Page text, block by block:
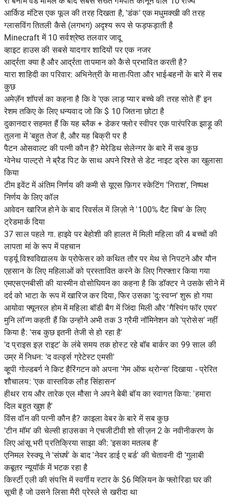
आर्किड मंटिस एक फूल की तरह दिखता है, 'डंक' एक मधुमक्खी की तरह
ग्लासविंग तितली कैसे (लगभग) अदृश्य रूप से फड़फड़ाती है
Minecraft में 10 सर्वश्रेष्ठ तलवार जादू
व्हाइट हाउस की सबसे यादगार शादियों पर एक नजर
आर्द्रता क्या है और आर्द्रता तापमान को कैसे प्रभावित करती है?
यारा शाहिदी का परिवार: अभिनेत्री के माता-पिता और भाई-बहनों के बारे में सब
कुछ
अमेज़ॅन शॉपर्स का कहना है कि वे 'एक लाड़ प्यार बच्चे की तरह सोते हैं' इन
रेशम तकिए के लिए धन्यवाद जो कि $ 10 जितना छोटा है
दुकानदार सहमत हैं कि यह ब्लैक + डेकर फ्लोर स्वीपर एक पारंपरिक झाड़ू की
तुलना में 'बहुत तेज' है, और यह बिक्री पर है
पैटन ओसवाल्ट की पत्नी कौन है? मेरेडिथ सेलेन्गर के बारे में सब कुछ
ग्वेनेथ पाल्ट्रो ने ब्रैड पिट के साथ अपने रिश्ते से डेट नाइट ड्रेस का खुलासा
किया
टीम इवेंट में अंतिम निर्णय की कमी से यूएस फ़िगर स्केटिंग 'निराश', निष्पक्ष
निर्णय के लिए कॉल
आवेदन खारिज होने के बाद रिवर्सल में लिज़ो ने '100% दैट बिच' के लिए
ट्रेडमार्क दिया
37 साल पहले गा. हाइवे पर बेहोशी की हालत में मिली महिला की 4 बच्चों की
लापता मां के रूप में पहचान
पर्ड्यू विश्वविद्यालय के प्रोफेसर को कथित तौर पर मेथ से निपटने और यौन
एहसान के लिए महिलाओं को प्रस्तावित करने के लिए गिरफ्तार किया गया
एमएसएनबीसी की यास्मीन वोसोघियन का कहना है कि डॉक्टर ने उसके सीने में
दर्द को भाटा के रूप में खारिज कर दिया, फिर उसका 'दुःस्वप्न' शुरू हो गया
आयोवा फ्यूनरल होम में महिला बॉडी बैग में जिंदा मिली और 'गैस्पिंग फॉर एयर'
मुनि लॉन्ग कहती हैं कि उन्होंने अभी तक 3 ग्रैमी नॉमिनेशन को 'प्रोसेस' नहीं
किया है: 'सब कुछ इतनी तेजी से हो रहा है'
'द प्राइस इज़ राइट' के लंबे समय तक होस्ट रहे बॉब बार्कर का 99 साल की
उम्र में निधन: 'द वर्ल्ड्स ग्रेटेस्ट एमसी'
व्हूपी गोल्डबर्ग ने किट हैरिंगटन को अपना 'गेम ऑफ थ्रोन्स' दिखाया - प्रेरित
शौचालय: 'एक वास्तविक लौह सिंहासन'
हीथर राय और तारेक एल मौसा ने अपने बेबी बॉय का स्वागत किया: 'हमारा
दिल बहुत खुश है'
विंस वॉन की पत्नी कौन है? काइला वेबर के बारे में सब कुछ
'टीन मॉम' की चेल्सी हाउसका ने एचजीटीवी शो सीज़न 2 के नवीनीकरण के
लिए आंसू भरी प्रतिक्रिया साझा की: 'इसका मतलब है'
एनिमल रेस्क्यू ने 'संघर्ष' के बाद 'नेवर डाई ए बर्ड' की चेतावनी दी 'गुलाबी
कबूतर न्यूयॉर्क में भटक रहा है
किर्स्टी एली की संपत्ति में स्वर्गीय स्टार के $6 मिलियन के फ्लोरिडा घर की
सूची है जो उसने लिसा मैरी प्रेस्ले से खरीदा था